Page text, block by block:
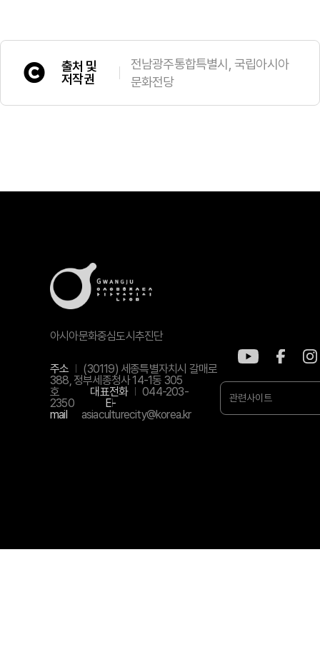
출처 및
저작권
전남광주통합특별시, 국립아시아
문화전당
아시아문화중심도시추진단
주소
(30119) 세종특별자치시 갈매로
388, 정부세종청사 14-1동 305
호
대표전화
044-203-
2350
E-
mail
asiaculturecity@korea.kr
관련사이트